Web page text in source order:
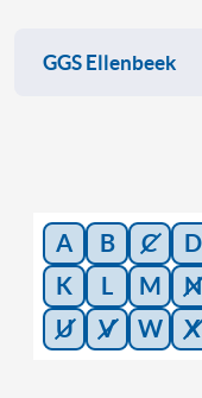
GGS Ellenbeek
Tiegenhöfer
42489
A B C D
K
L M N
U
V W X